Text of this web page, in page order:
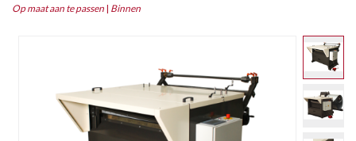
Op maat aan te passen | Binnen